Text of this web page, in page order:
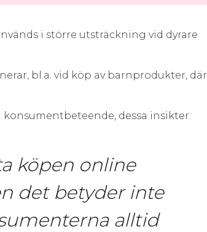
i större utsträckning vid dyrare
bl.a. vid köp av barnprodukter, där
dessa insikter:
köpen online
det betyder inte
alltid